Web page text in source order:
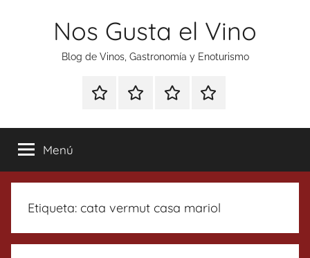
Nos Gusta el Vino
Blog de Vinos, Gastronomía y Enoturismo
Especial
Tonics
Enoturismo
Gastronomía
RankingContacto
Menú
Etiqueta: cata vermut casa mariol